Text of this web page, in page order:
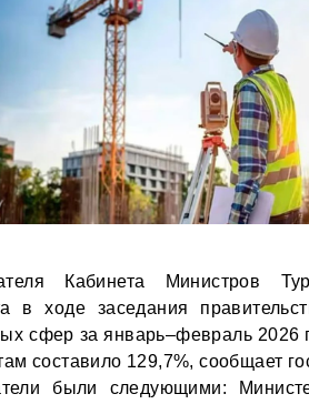
Кабинета Министров
ходе заседания
сфер за январь–февраль 2026
составило 129,7%, сообщает
были следующими: